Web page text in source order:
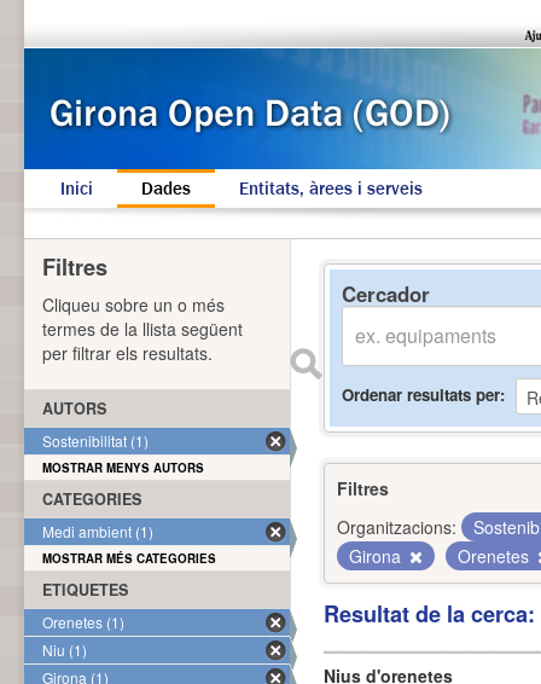
Inici Dades Entitats, àrees i serveis
Cercador
Ordenar resultats per
Filtres
Organitzacions:
Girona
Orenetes
Resultat de la
Nius d'orenetes
Filtres
Cliqueu sobre un o més
termes de la llista següent
per filtrar els resultats.
AUTORS
Sostenibilitat (1)
MOSTRAR MENYS AUTORS
CATEGORIES
Medi ambient (1)
MOSTRAR MÉS CATEGORIES
ETIQUETES
Orenetes (1)
Niu (1)
Girona (1)